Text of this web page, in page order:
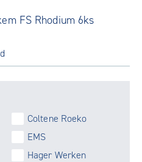
FS Rhodium 6ks
Coltene Roeko
EMS
Hager Werken